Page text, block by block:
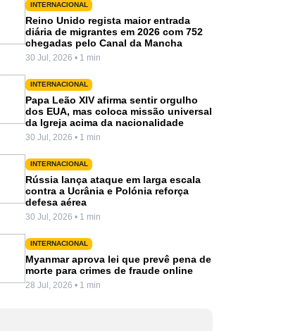
INTERNACIONAL
Reino Unido regista maior entrada
diária de migrantes em 2026 com 752
chegadas pelo Canal da Mancha
30 Jul, 2026 • 1 min
INTERNACIONAL
Papa Leão XIV afirma sentir orgulho
dos EUA, mas coloca missão universal
da Igreja acima da nacionalidade
30 Jul, 2026 • 1 min
INTERNACIONAL
Rússia lança ataque em larga escala
contra a Ucrânia e Polónia reforça
defesa aérea
30 Jul, 2026 • 1 min
INTERNACIONAL
Myanmar aprova lei que prevê pena de
morte para crimes de fraude online
28 Jul, 2026 • 1 min